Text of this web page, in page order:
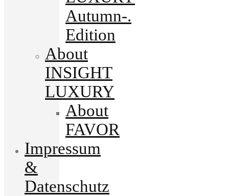
Autumn-.
Edition
About
INSIGHT
LUXURY
About
FAVOR
Impressum
&
Datenschutz